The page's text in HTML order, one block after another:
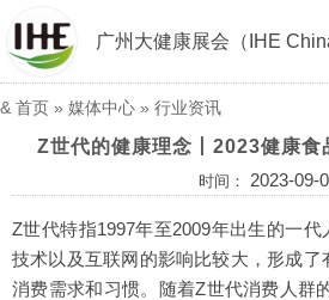
广州大健康展会（IHE
& 首页 » 媒体中心 » 行业资讯
Z世代的健康理念丨2023健康食
时间： 2023-09-
Z世代特指1997年至2009年出生的一
技术以及互联网的影响比较大，形成了
消费需求和习惯。随着Z世代消费人群